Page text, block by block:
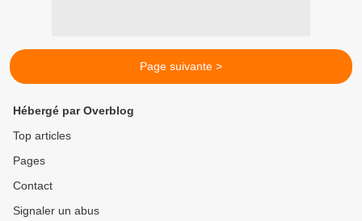
Page suivante >
Hébergé par Overblog
Top articles
Pages
Contact
Signaler un abus